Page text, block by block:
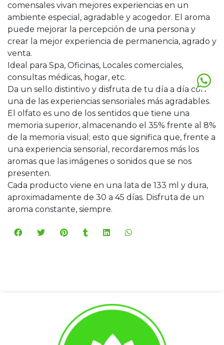
comensales vivan mejores experiencias en un
ambiente especial, agradable y acogedor. El aroma
puede mejorar la percepción de una persona y
crear la mejor experiencia de permanencia, agrado y
venta.
Ideal para Spa, Oficinas, Locales comerciales,
consultas médicas, hogar, etc.
Da un sello distintivo y disfruta de tu día a día con
una de las experiencias sensoriales más agradables.
El olfato es uno de los sentidos que tiene una
memoria superior, almacenando el 35% frente al 8%
de la memoria visual; esto que significa que, frente a
una experiencia sensorial, recordaremos más los
aromas que las imágenes o sonidos que se nos
presenten.
Cada producto viene en una lata de 133 ml y dura,
aproximadamente de 30 a 45 días. Disfruta de un
aroma constante, siempre.